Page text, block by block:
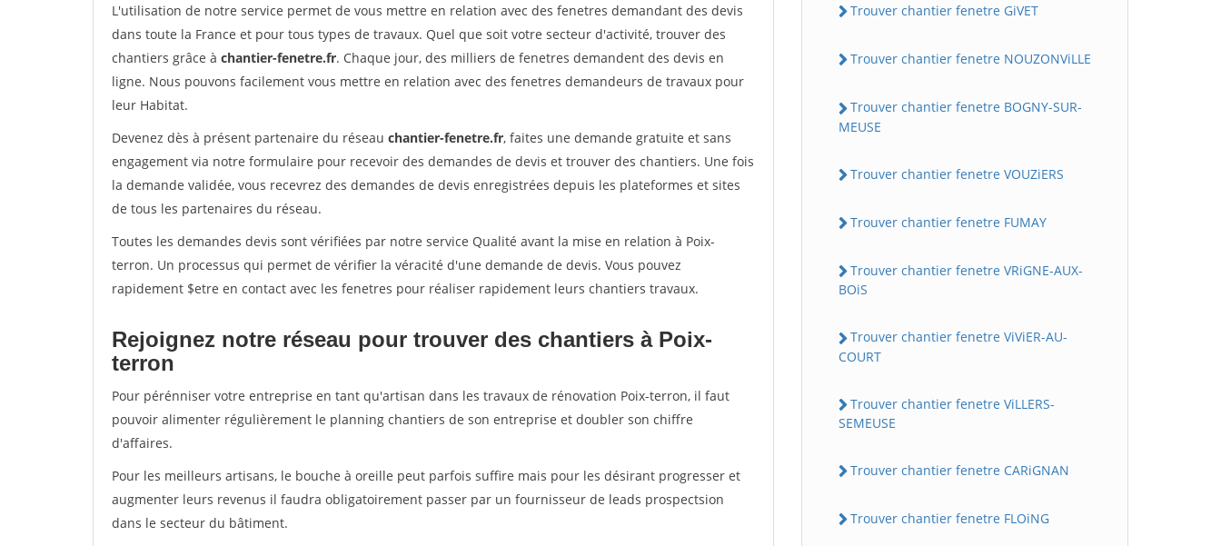
L'utilisation de notre service permet de vous mettre en relation avec des fenetres demandant des devis
dans toute la France et pour tous types de travaux. Quel que soit votre secteur d'activité, trouver des
chantiers grâce à chantier-fenetre.fr. Chaque jour, des milliers de fenetres demandent des devis en
ligne. Nous pouvons facilement vous mettre en relation avec des fenetres demandeurs de travaux pour
leur Habitat.
Devenez dès à présent partenaire du réseau chantier-fenetre.fr, faites une demande gratuite et sans
engagement via notre formulaire pour recevoir des demandes de devis et trouver des chantiers. Une fois
la demande validée, vous recevrez des demandes de devis enregistrées depuis les plateformes et sites
de tous les partenaires du réseau.
Toutes les demandes devis sont vérifiées par notre service Qualité avant la mise en relation à Poix-
terron. Un processus qui permet de vérifier la véracité d'une demande de devis. Vous pouvez
rapidement $etre en contact avec les fenetres pour réaliser rapidement leurs chantiers travaux.
Rejoignez notre réseau pour trouver des chantiers à Poix-
terron
Pour pérénniser votre entreprise en tant qu'artisan dans les travaux de rénovation Poix-terron, il faut
pouvoir alimenter régulièrement le planning chantiers de son entreprise et doubler son chiffre
d'affaires.
Pour les meilleurs artisans, le bouche à oreille peut parfois suffire mais pour les désirant progresser et
augmenter leurs revenus il faudra obligatoirement passer par un fournisseur de leads prospectsion
dans le secteur du bâtiment.
Trouver chantier fenetre GiVET
Trouver chantier fenetre NOUZONViLLE
Trouver chantier fenetre BOGNY-SUR-
MEUSE
Trouver chantier fenetre VOUZiERS
Trouver chantier fenetre FUMAY
Trouver chantier fenetre VRiGNE-AUX-
BOiS
Trouver chantier fenetre ViViER-AU-
COURT
Trouver chantier fenetre ViLLERS-
SEMEUSE
Trouver chantier fenetre CARiGNAN
Trouver chantier fenetre FLOiNG